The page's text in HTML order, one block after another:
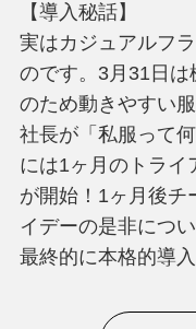
【導入秘話】
実はカジュアルフ
のです。3月31日
のため動きやすい
社長が「私服って
には1ヶ月のトライ
が開始！1ヶ月後チ
イデーの是非につ
最終的に本格的導入